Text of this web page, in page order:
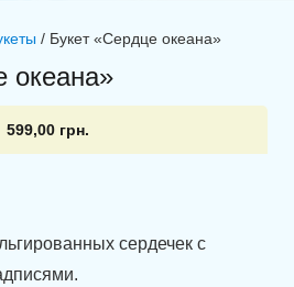
/ Букет «Сердце океана»
океана»
599,00 грн.
сердечек с